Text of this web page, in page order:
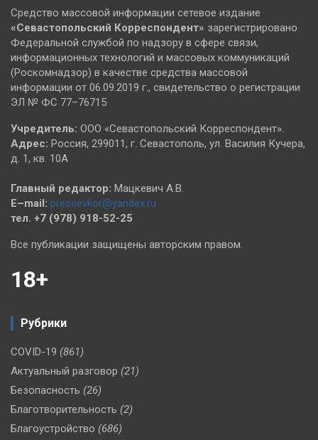
Средство массовой информации сетевое издание
«Севастопольский Корреспондент» зарегистрировано
Федеральной службой по надзору в сфере связи,
информационных технологий и массовых коммуникаций
(Роскомнадзор) в качестве средства массовой
информации от 06.09.2019 г., свидетельство о регистрации
ЭЛ № ФС 77–76715
Учредитель: ООО «Севастопольский Корреспондент».
Адрес: Россия, 299011, г. Севастополь, ул. Василия Кучера,
д. 1, кв. 10А
Главный редактор: Мацкевич А.В.
E–mail: pressevkor@yandex.ru
тел. +7 (978) 918-52-25
Все публикации защищены авторским правом.
18+
Рубрики
COVID-19 (861)
Актуальный разговор (21)
Безопасность (26)
Благотворительность (2)
Благоустройство (686)